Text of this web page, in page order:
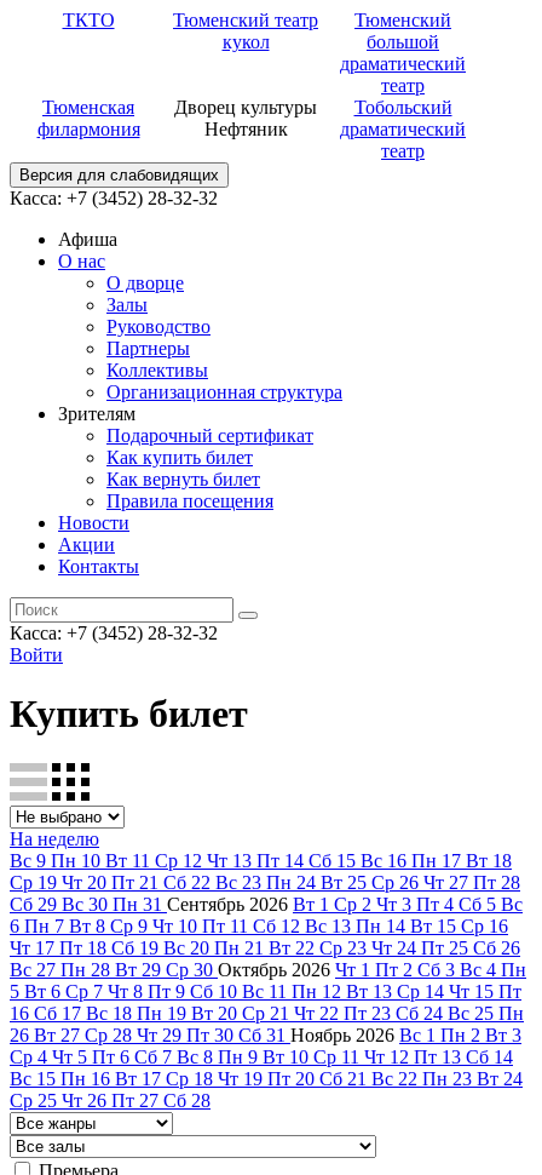
ТКТО
Тюменский театр
кукол
Тюменский
большой
драматический
театр
Тюменская
филармония
Дворец культуры
Нефтяник
Тобольский
драматический
театр
Версия для слабовидящих
Касса: +7 (3452) 28-32-32
Афиша
О нас
О дворце
Залы
Руководство
Партнеры
Коллективы
Организационная структура
Зрителям
Подарочный сертификат
Как купить билет
Как вернуть билет
Правила посещения
Новости
Акции
Контакты
Касса: +7 (3452) 28-32-32
Войти
Купить билет
На неделю
Вс 9 Пн 10 Вт 11 Ср 12 Чт 13 Пт 14 Сб 15 Вс 16 Пн 17 Вт 18
Ср 19 Чт 20 Пт 21 Сб 22 Вс 23 Пн 24 Вт 25 Ср 26 Чт 27 Пт 28
Сб 29 Вс 30 Пн 31 Сентябрь 2026 Вт 1 Ср 2 Чт 3 Пт 4 Сб 5 Вс
6 Пн 7 Вт 8 Ср 9 Чт 10 Пт 11 Сб 12 Вс 13 Пн 14 Вт 15 Ср 16
Чт 17 Пт 18 Сб 19 Вс 20 Пн 21 Вт 22 Ср 23 Чт 24 Пт 25 Сб 26
Вс 27 Пн 28 Вт 29 Ср 30 Октябрь 2026 Чт 1 Пт 2 Сб 3 Вс 4 Пн
5 Вт 6 Ср 7 Чт 8 Пт 9 Сб 10 Вс 11 Пн 12 Вт 13 Ср 14 Чт 15 Пт
16 Сб 17 Вс 18 Пн 19 Вт 20 Ср 21 Чт 22 Пт 23 Сб 24 Вс 25 Пн
26 Вт 27 Ср 28 Чт 29 Пт 30 Сб 31 Ноябрь 2026 Вс 1 Пн 2 Вт 3
Ср 4 Чт 5 Пт 6 Сб 7 Вс 8 Пн 9 Вт 10 Ср 11 Чт 12 Пт 13 Сб 14
Вс 15 Пн 16 Вт 17 Ср 18 Чт 19 Пт 20 Сб 21 Вс 22 Пн 23 Вт 24
Ср 25 Чт 26 Пт 27 Сб 28
Премьера